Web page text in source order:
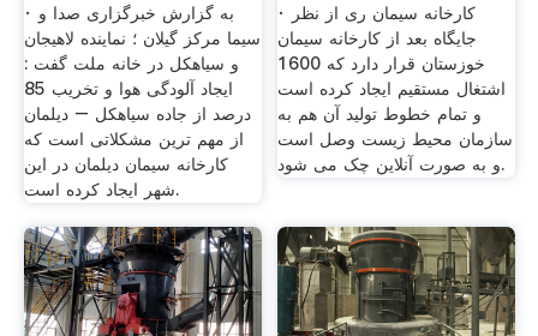
· به گزارش خبرگزاری صدا و
سیما مرکز گیلان ؛ نماینده لاهیجان
و سیاهکل در خانه ملت گفت :
ایجاد آلودگی هوا و تخریب 85
درصد از جاده سیاهکل – دیلمان
از مهم ترین مشکلاتی است که
کارخانه سیمان دیلمان در این
شهر ایجاد کرده است.
· کارخانه سیمان ری از نظر
جایگاه بعد از کارخانه سیمان
خوزستان قرار دارد که 1600
اشتغال مستقیم ایجاد کرده است
و تمام خطوط تولید آن هم به
سازمان محیط زیست وصل است
و به صورت آنلاین چک می شود.